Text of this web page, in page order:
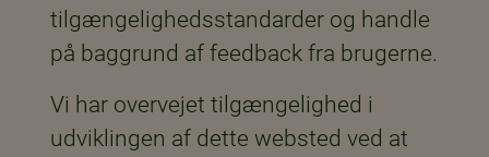
tilgængelighedsstandarder og handle
på baggrund af feedback fra brugerne.
Vi har overvejet tilgængelighed i
udviklingen af dette websted ved at